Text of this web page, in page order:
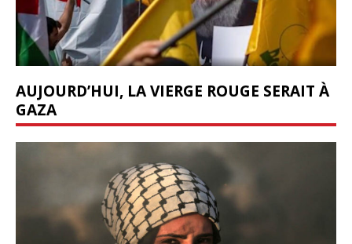
AUJOURD’HUI, LA VIERGE ROUGE SERAIT À
GAZA